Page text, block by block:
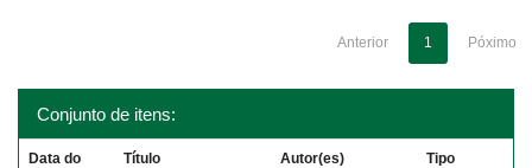
Anterior 1 Póximo
Conjunto de itens:
Data do
Título Autor(es) Tipo